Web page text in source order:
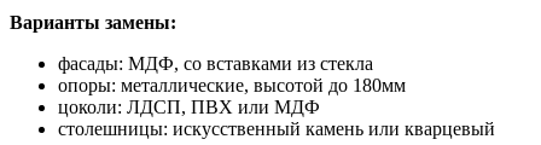
Варианты замены:
фасады: МДФ, со вставками из стекла
опоры: металлические, высотой до 180мм
цоколи: ЛДСП, ПВХ или МДФ
столешницы: искусственный камень или кварцевый